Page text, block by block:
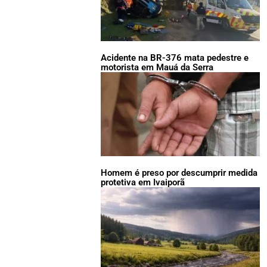
Acidente na BR-376 mata pedestre e
motorista em Mauá da Serra
Homem é preso por descumprir medida
protetiva em Ivaiporã